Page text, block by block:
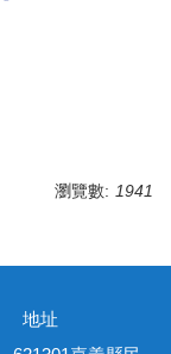
瀏覽數: 1941
址